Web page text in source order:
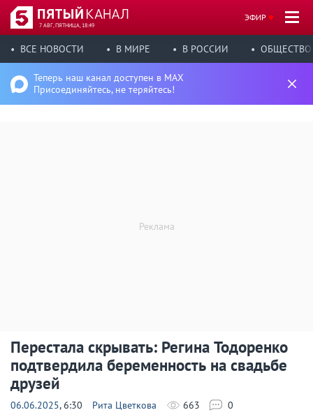
7 АВГ, ПЯТНИЦА, 18:49
ЭФИР
ВСЕ НОВОСТИ В МИРЕ В РОССИИ ОБЩЕСТВО
Теперь наш канал доступен в MAX
Присоединяйтесь, не теряйтесь!
Перестала скрывать: Регина Тодоренко
подтвердила беременность на свадьбе
друзей
06.06.2025, 6:30 Рита Цветкова 663 0